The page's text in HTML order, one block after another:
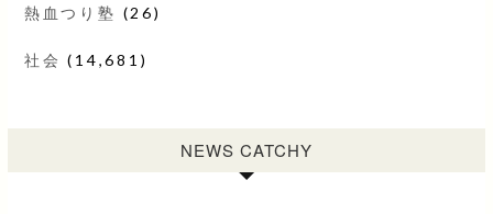
熱血つり塾 (26)
社会 (14,681)
NEWS CATCHY